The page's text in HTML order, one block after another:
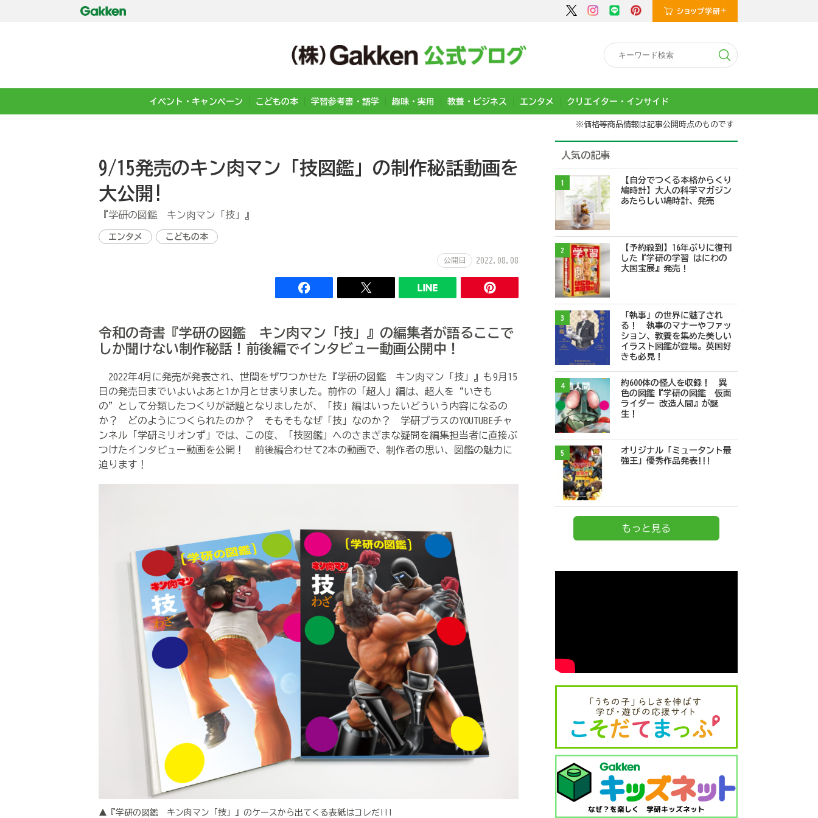
イベント・キャンペーン こどもの本 学習参考書・語学 趣味・実用 教養・ビジネス エンタメ クリエイター・インサイド
※価格等商品情報は記事公開時点のものです
9/15発売のキン肉マン「技図鑑」の制作秘話動画を
大公開!
『学研の図鑑 キン肉マン「技」』
エンタメ こどもの本
公開日 2022.08.08
令和の奇書『学研の図鑑 キン肉マン「技」』の編集者が語るここで
しか聞けない制作秘話！前後編でインタビュー動画公開中！
2022年4月に発売が発表され、世間をザワつかせた『学研の図鑑 キン肉マン「技」』も9月15
日の発売日までいよいよあと1か月とせまりました。前作の「超人」編は、超人を“いきも
の”として分類したつくりが話題となりましたが、「技」編はいったいどういう内容になるの
か？ どのようにつくられたのか？ そもそもなぜ「技」なのか？ 学研プラスのYOUTUBEチャ
ンネル「学研ミリオンず」では、この度、「技図鑑」へのさまざまな疑問を編集担当者に直接ぶ
つけたインタビュー動画を公開！ 前後編合わせて2本の動画で、制作者の思い、図鑑の魅力に
迫ります！
▲『学研の図鑑 キン肉マン「技」』のケースから出てくる表紙はコレだ!!!
人気の記事
1
【自分でつくる本格からくり
鳩時計】大人の科学マガジン
あたらしい鳩時計、発売
2
【予約殺到】16年ぶりに復刊
した『学研の学習 はにわの
大国宝展』発売！
3
「執事」の世界に魅了され
る！ 執事のマナーやファッ
ション、教養を集めた美しい
イラスト図鑑が登場。英国好
きも必見！
4
約600体の怪人を収録！ 異
色の図鑑『学研の図鑑 仮面
ライダー 改造人間』が誕
生！
5
オリジナル「ミュータント最
強王」優秀作品発表!!!
もっと見る